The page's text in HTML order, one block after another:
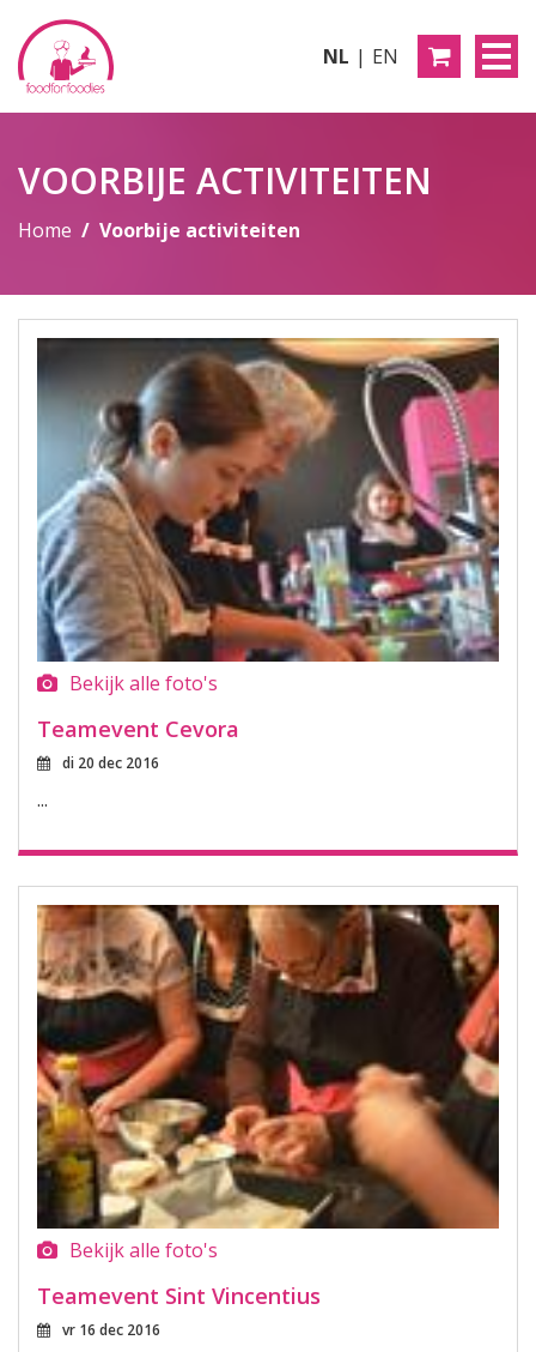
NL EN
VOORBIJE ACTIVITEITEN
Home Voorbije activiteiten
Bekijk alle foto's
Teamevent Cevora
di 20 dec 2016
...
Bekijk alle foto's
Teamevent Sint Vincentius
vr 16 dec 2016